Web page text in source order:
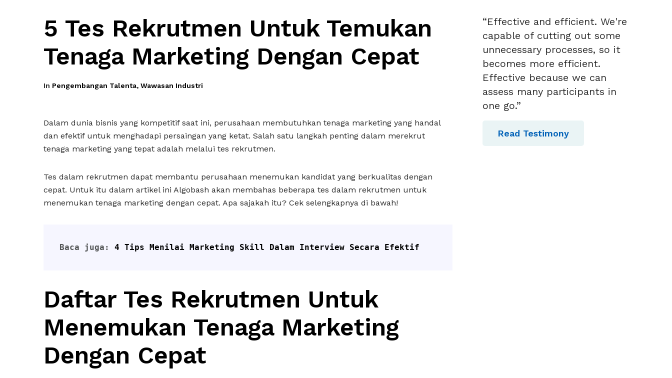
5 Tes Rekrutmen Untuk Temukan
Tenaga Marketing Dengan Cepat
In Pengembangan Talenta, Wawasan Industri
Dalam dunia bisnis yang kompetitif saat ini, perusahaan membutuhkan tenaga marketing yang handal
dan efektif untuk menghadapi persaingan yang ketat. Salah satu langkah penting dalam merekrut
tenaga marketing yang tepat adalah melalui tes rekrutmen.
Tes dalam rekrutmen dapat membantu perusahaan menemukan kandidat yang berkualitas dengan
cepat. Untuk itu dalam artikel ini Algobash akan membahas beberapa tes dalam rekrutmen untuk
menemukan tenaga marketing dengan cepat. Apa sajakah itu? Cek selengkapnya di bawah!
Baca juga: 4 Tips Menilai Marketing Skill Dalam Interview Secara Efektif
Daftar Tes Rekrutmen Untuk
Menemukan Tenaga Marketing
Dengan Cepat
“Effective and efficient. We're
capable of cutting out some
unnecessary processes, so it
becomes more efficient.
Effective because we can
assess many participants in
one go.”
Read Testimony